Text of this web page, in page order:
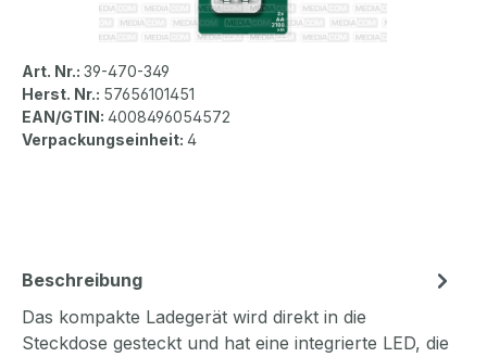
Art. Nr.: 39-470-349
Herst. Nr.: 57656101451
EAN/GTIN: 4008496054572
Verpackungseinheit: 4
Beschreibung
Das kompakte Ladegerät wird direkt in die
Steckdose gesteckt und hat eine integrierte LED, die